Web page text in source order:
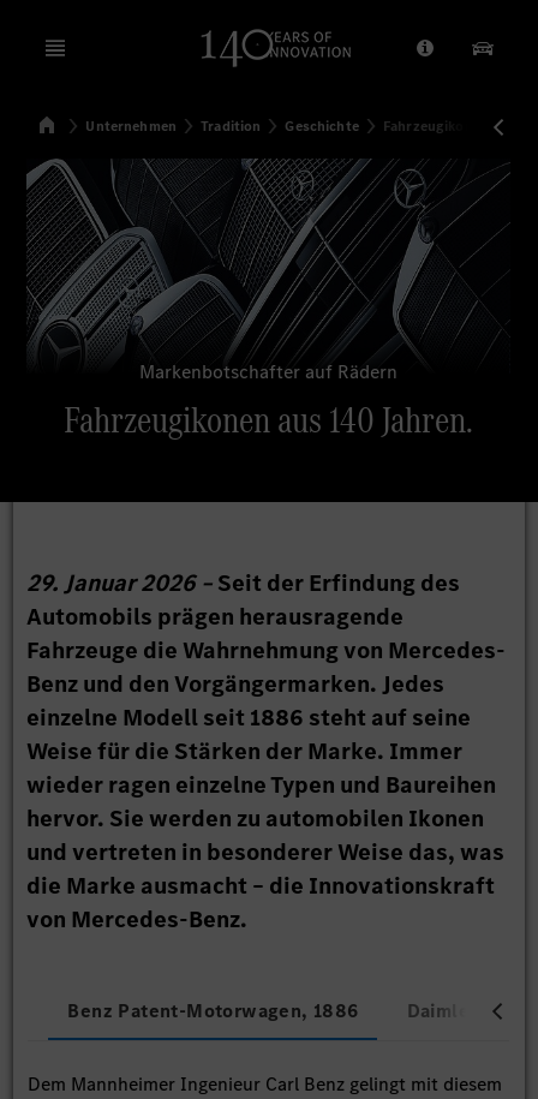
Open menu Anbieter/
SuchenStartseite
Unternehmen Tradition Geschichte Fahrzeugikonen aus
Markenbotschafter auf Rädern
Fahrzeugikonen aus 140 Jahren.
29. Januar 2026 –Seit der Erfindung des
Automobils prägen herausragende
Fahrzeuge die Wahrnehmung von Mercedes-
Benz und den Vorgängermarken. Jedes
einzelne Modell seit 1886 steht auf seine
Weise für die Stärken der Marke. Immer
wieder ragen einzelne Typen und Baureihen
hervor. Sie werden zu automobilen Ikonen
und vertreten in besonderer Weise das, was
die Marke ausmacht – die Innovationskraft
von Mercedes-Benz.
Benz Patent-Motorwagen, 1886 Daimler
Dem Mannheimer Ingenieur Carl Benz gelingt mit diesem